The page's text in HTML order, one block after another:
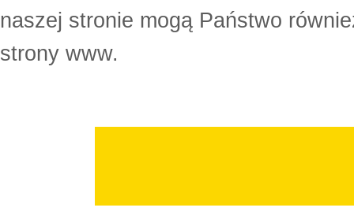
naszej stronie mogą Państwo
strony www.